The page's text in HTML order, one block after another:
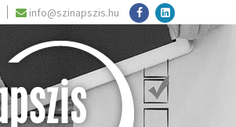
info@szinapszis.hu